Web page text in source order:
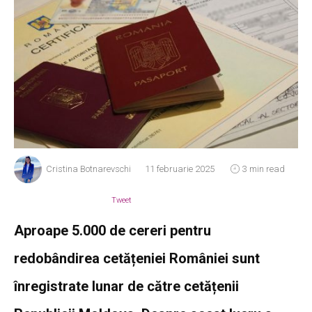
Cristina Botnarevschi 11 februarie 2025 3 min read
Tweet
Aproape 5.000 de cereri pentru
redobândirea cetățeniei României sunt
înregistrate lunar de către cetățenii